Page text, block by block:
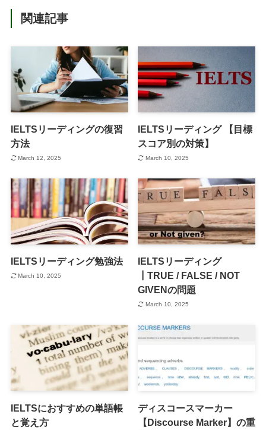
関連記事
IELTSリーディングの復習
方法
March 12, 2025
IELTSリーディング 【目標
スコア別の対策】
March 10, 2025
IELTSリーディング勉強法
March 10, 2025
IELTSリーディング
┃TRUE / FALSE / NOT
GIVENの問題
March 10, 2025
IELTSにおすすめの単語帳
と覚え方
ディスコースマーカー
【Discourse Marker】の重